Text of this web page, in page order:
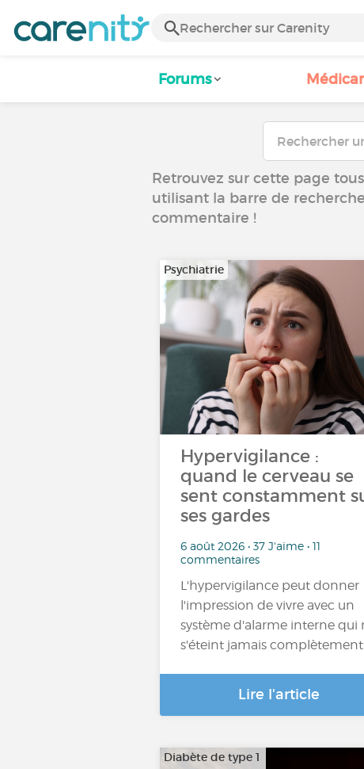
Forums
Retrouvez sur cette page
utilisant la barre de
commentaire !
Psychiatrie
Hypervigilance :
quand le cerveau se
sent constamment
ses gardes
6 août 2026 • 37 J'aime • 11
commentaires
L'hypervigilance peut donner
l'impression de vivre avec un
système d'alarme interne qui
s'éteint jamais complètement…
Lire l'article
Diabète de type 1